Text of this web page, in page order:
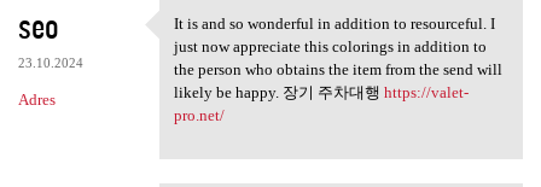
seo
23.10.2024
Adres
It is and so wonderful in
It is and so wonderful in addition to resourceful. I
just now appreciate this colorings in addition to
the person who obtains the item from the send will
likely be happy. 장기 주차대행 https://valet-
pro.net/